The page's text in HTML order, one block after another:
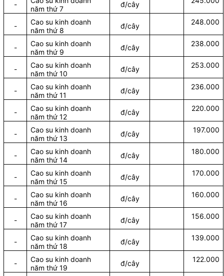
-
năm thứ 7
đ/cây
-
Cao su kinh doanh
năm thứ 8
đ/cây 248.000
-
Cao su kinh doanh
năm thứ 9
đ/cây 238.000
-
Cao su kinh doanh
năm thứ 10
đ/cây 253.000
-
Cao su kinh doanh
năm thứ 11
đ/cây 236.000
-
Cao su kinh doanh
năm thứ 12
đ/cây 220.000
-
Cao su kinh doanh
năm thứ 13
đ/cây 197.000
-
Cao su kinh doanh
năm thứ 14
đ/cây 180.000
-
Cao su kinh doanh
năm thứ 15
đ/cây 170.000
-
Cao su kinh doanh
năm thứ 16
đ/cây 160.000
-
Cao su kinh doanh
năm thứ 17
đ/cây 156.000
-
Cao su kinh doanh
năm thứ 18
đ/cây 139.000
-
Cao su kinh doanh
năm thứ 19
đ/cây 122.000